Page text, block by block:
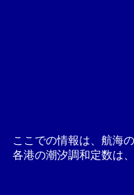
ここでの情報は、航海
各港の潮汐調和定数は